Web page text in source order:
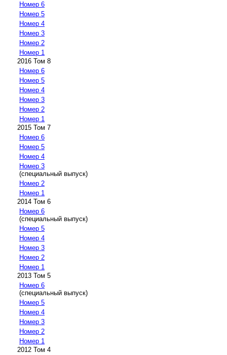
Номер 6
Номер 5
Номер 4
Номер 3
Номер 2
Номер 1
2016 Том 8
Номер 6
Номер 5
Номер 4
Номер 3
Номер 2
Номер 1
2015 Том 7
Номер 6
Номер 5
Номер 4
Номер 3
(специальный выпуск)
Номер 2
Номер 1
2014 Том 6
Номер 6
(специальный выпуск)
Номер 5
Номер 4
Номер 3
Номер 2
Номер 1
2013 Том 5
Номер 6
(специальный выпуск)
Номер 5
Номер 4
Номер 3
Номер 2
Номер 1
2012 Том 4